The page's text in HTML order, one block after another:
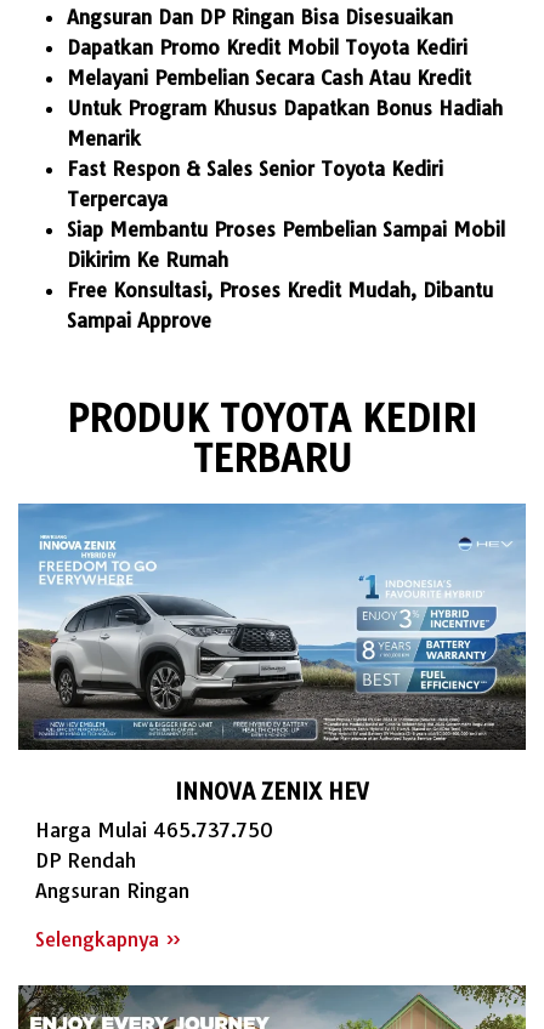
Angsuran Dan DP Ringan Bisa Disesuaikan
Dapatkan Promo Kredit Mobil Toyota Kediri
Melayani Pembelian Secara Cash Atau Kredit
Untuk Program Khusus Dapatkan Bonus Hadiah
Menarik
Fast Respon & Sales Senior Toyota Kediri
Terpercaya
Siap Membantu Proses Pembelian Sampai Mobil
Dikirim Ke Rumah
Free Konsultasi, Proses Kredit Mudah, Dibantu
Sampai Approve
PRODUK TOYOTA KEDIRI
TERBARU
INNOVA ZENIX HEV
Harga Mulai 465.737.750
DP Rendah
Angsuran Ringan
Selengkapnya »